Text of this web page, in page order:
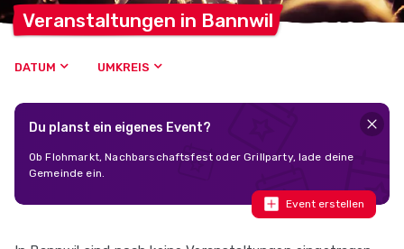
Veranstaltungen in Bannwil
DATUM UMKREIS
Du planst ein eigenes Event?
Ob Flohmarkt, Nachbarschaftsfest oder Grillparty, lade deine
Gemeinde ein.
Event erstellen